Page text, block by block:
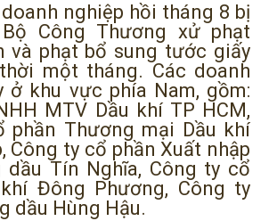
nghiệp hồi tháng 8 bị
Công Thương xử phạt
và phạt bổ sung tước giấy
một tháng. Các doanh
ở khu vực phía Nam, gồm:
MTV Dầu khí TP HCM,
phần Thương mại Dầu khí
Công ty cổ phần Xuất nhập
dầu Tín Nghĩa, Công ty cổ
Đông Phương, Công ty
dầu Hùng Hậu.